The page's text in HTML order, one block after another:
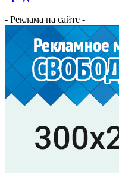
- Реклама на сайте -